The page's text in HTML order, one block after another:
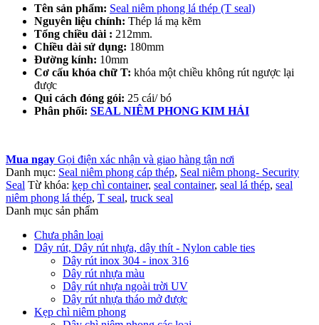
Tên sản phẩm: Seal niêm phong lá thép (T seal)
Nguyên liệu chính: Thép lá mạ kẽm
Tổng chiều dài : 212mm.
Chiều dài sử dụng: 180mm
Đường kính: 10mm
Cơ cấu khóa chữ T: khóa một chiều không rút ngược lại
được
Qui cách đóng gói: 25 cái/ bó
Phân phối: SEAL NIÊM PHONG KIM HẢI
Mua ngay Gọi điện xác nhận và giao hàng tận nơi
Danh mục: Seal niêm phong cáp thép, Seal niêm phong- Security
Seal Từ khóa: kẹp chì container, seal container, seal lá thép, seal
niêm phong lá thép, T seal, truck seal
Danh mục sản phẩm
Chưa phân loại
Dây rút, Dây rút nhựa, dây thít - Nylon cable ties
Dây rút inox 304 - inox 316
Dây rút nhựa màu
Dây rút nhựa ngoài trời UV
Dây rút nhựa tháo mở được
Kẹp chì niêm phong